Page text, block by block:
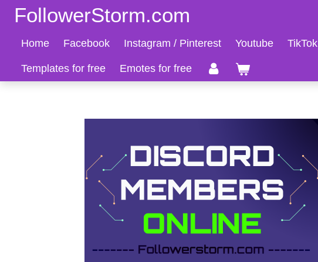
Zum
springen
FollowerStorm.com
Home Facebook Instagram / Pinterest Youtube TikTok
Templates for free Emotes for free